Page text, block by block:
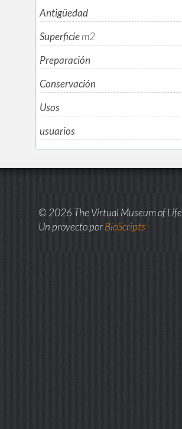
Antigüedad
Superficiem2
Preparación
Conservación
Usos
usuarios
© 2026 The Virtual Museum of Life
Un proyecto porBioScripts